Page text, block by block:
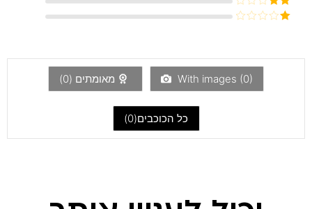
מתוך 5
דורג
5
With images (0) מאומתים (0
)
כל הכוכבים(0
)